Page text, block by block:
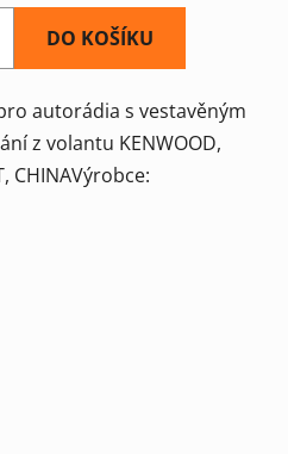
DO KOŠÍKU
autorádia s vestavěným
z volantu KENWOOD,
CHINAVýrobce: